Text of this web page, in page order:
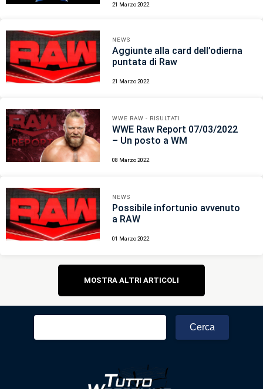
21 Marzo 2022
NEWS
Aggiunte alla card dell’odierna
puntata di Raw
21 Marzo 2022
WWE RAW - RISULTATI
WWE Raw Report 07/03/2022
– Un posto a WM
08 Marzo 2022
NEWS
Possibile infortunio avvenuto
a RAW
01 Marzo 2022
Navigazione
articoli
MOSTRA ALTRI ARTICOLI
Ricerca